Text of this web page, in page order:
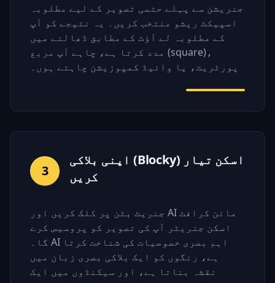
جنریشن سے پہلے حتمی تصویر کے لیے مطلوبہ
اسپیکٹ ریشو منتخب کریں۔ یہ نتیجے کو آپ
کے مطلوبہ لے آؤٹ کے مطابق ڈھالنے میں
مدد کرتا ہے، چاہے آپ مربع (square)،
پورٹریٹ، یا وائیڈ کمپوزیشن چاہتے ہوں۔
3
اپنی بلاکی (Blocky) اسکن تیار
کریں
جنریٹ بٹن پر کلک کریں اور AI مائن کرافٹ
اسکن جنریٹر آپ کی تصویر کو پروسیس کرے
گا۔ AI اہم بصری خصوصیات کی شناخت کرتا
ہے، رنگوں کو ایک بلاکی بصری زبان میں
نقشہ بناتا ہے، اور سیکنڈوں میں ایک